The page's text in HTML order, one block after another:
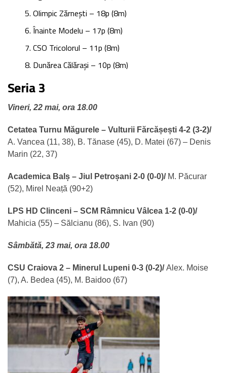
Olimpic Zărnești – 18p (8m)
Înainte Modelu – 17p (8m)
CSO Tricolorul – 11p (8m)
Dunărea Călărași – 10p (8m)
Seria 3
Vineri, 22 mai, ora 18.00
Cetatea Turnu Măgurele – Vulturii Fărcășești 4-2 (3-2)/
A. Vancea (11, 38), B. Tănase (45), D. Matei (67) – Denis
Marin (22, 37)
Academica Balș – Jiul Petroșani 2-0 (0-0)/M. Păcurar
(52), Mirel Neață (90+2)
LPS HD Clinceni – SCM Râmnicu Vâlcea 1-2 (0-0)/
Mahicia (55) – Sălcianu (86), S. Ivan (90)
Sâmbătă, 23 mai, ora 18.00
CSU Craiova 2 – Minerul Lupeni 0-3 (0-2)/Alex. Moise
(7), A. Bedea (45), M. Baidoo (67)